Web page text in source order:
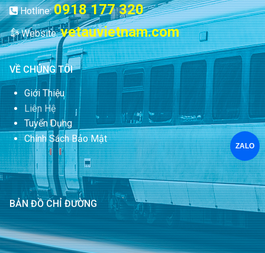
Hotline:0918 177 320
Website:vetauvietnam.com
VỀ CHÚNG TÔI
Giới Thiệu
Liên Hệ
Tuyển Dụng
Chính Sách Bảo Mật
BẢN ĐỒ CHỈ ĐƯỜNG
ZALO